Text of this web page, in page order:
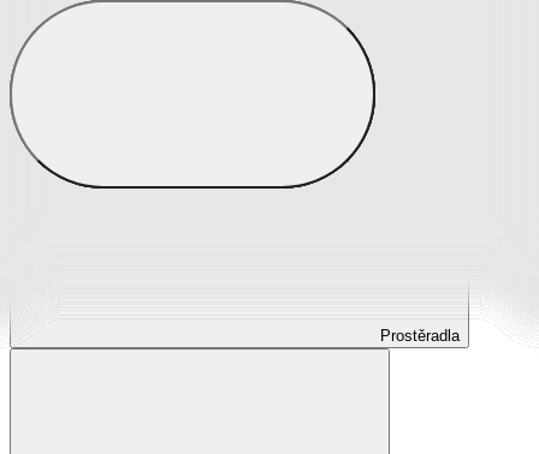
Prostěradla
Prostěradla